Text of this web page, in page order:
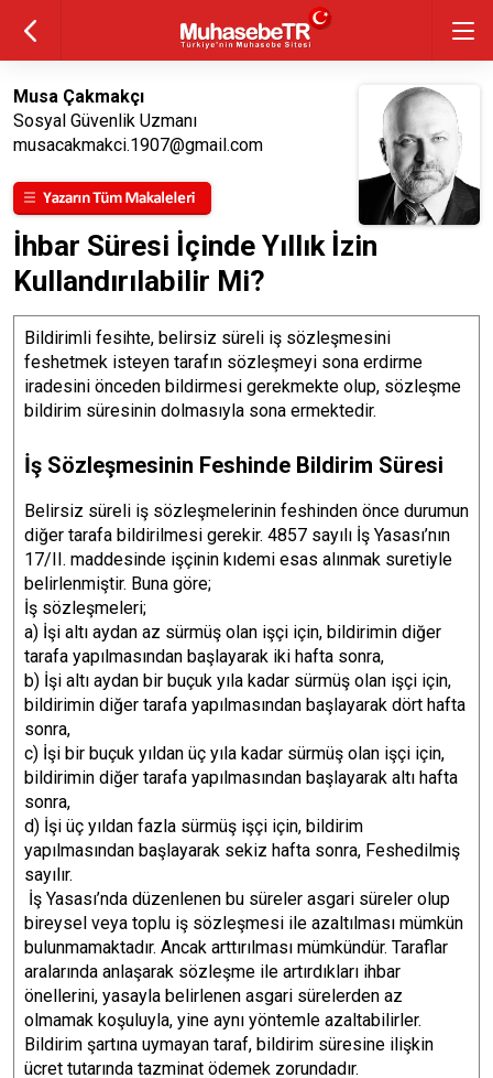
Musa Çakmakçı
Sosyal Güvenlik Uzmanı
musacakmakci.1907@gmail.com
İhbar Süresi İçinde Yıllık İzin
Kullandırılabilir Mi?
Bildirimli fesihte, belirsiz süreli iş sözleşmesini
feshetmek isteyen tarafın sözleşmeyi sona erdirme
iradesini önceden bildirmesi gerekmekte olup, sözleşme
bildirim süresinin dolmasıyla sona ermektedir.
İş Sözleşmesinin Feshinde Bildirim Süresi
Belirsiz süreli iş sözleşmelerinin feshinden önce durumun
diğer tarafa bildirilmesi gerekir. 4857 sayılı İş Yasası’nın
17/II. maddesinde işçinin kıdemi esas alınmak suretiyle
belirlenmiştir. Buna göre;
İş sözleşmeleri;
a) İşi altı aydan az sürmüş olan işçi için, bildirimin diğer
tarafa yapılmasından başlayarak iki hafta sonra,
b) İşi altı aydan bir buçuk yıla kadar sürmüş olan işçi için,
bildirimin diğer tarafa yapılmasından başlayarak dört hafta
sonra,
c) İşi bir buçuk yıldan üç yıla kadar sürmüş olan işçi için,
bildirimin diğer tarafa yapılmasından başlayarak altı hafta
sonra,
d) İşi üç yıldan fazla sürmüş işçi için, bildirim
yapılmasından başlayarak sekiz hafta sonra, Feshedilmiş
sayılır.
İş Yasası’nda düzenlenen bu süreler asgari süreler olup
bireysel veya toplu iş sözleşmesi ile azaltılması mümkün
bulunmamaktadır. Ancak arttırılması mümkündür. Taraflar
aralarında anlaşarak sözleşme ile artırdıkları ihbar
önellerini, yasayla belirlenen asgari sürelerden az
olmamak koşuluyla, yine aynı yöntemle azaltabilirler.
Bildirim şartına uymayan taraf, bildirim süresine ilişkin
ücret tutarında tazminat ödemek zorundadır.